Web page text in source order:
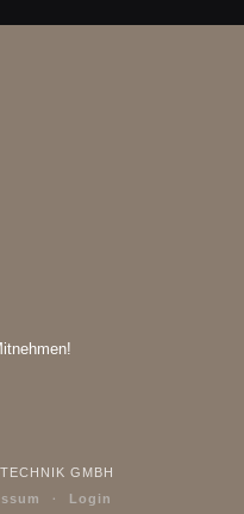
GMBH
Login